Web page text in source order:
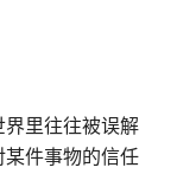
里往往被误解
件事物的信任